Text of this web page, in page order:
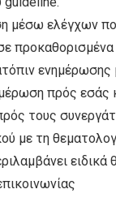
μέσω ελέγχων
πρός εσάς
τους
με τη
ειδικά